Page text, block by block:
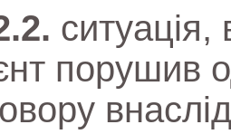
порушив